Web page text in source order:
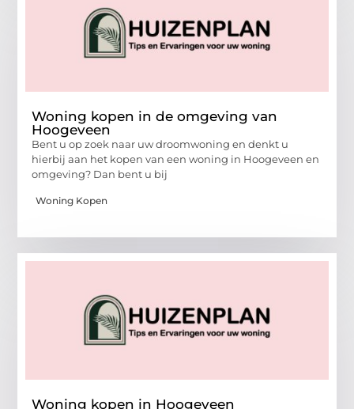
Woning kopen in de omgeving van
Hoogeveen
Bent u op zoek naar uw droomwoning en denkt u
hierbij aan het kopen van een woning in Hoogeveen en
omgeving? Dan bent u bij
Woning Kopen
Woning kopen in Hoogeveen